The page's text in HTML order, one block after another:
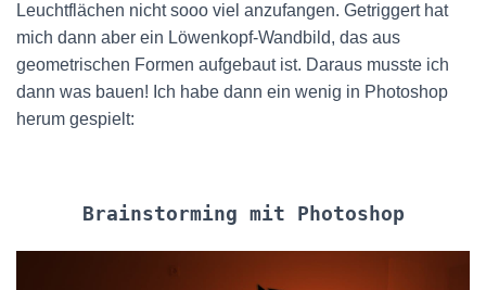
Leuchtflächen nicht sooo viel anzufangen. Getriggert hat
mich dann aber ein Löwenkopf-Wandbild, das aus
geometrischen Formen aufgebaut ist. Daraus musste ich
dann was bauen! Ich habe dann ein wenig in Photoshop
herum gespielt:
Brainstorming mit Photoshop